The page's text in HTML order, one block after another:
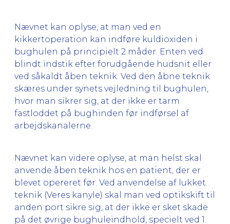
Nævnet kan oplyse, at man ved en
kikkertoperation kan indføre kuldioxiden i
bughulen på principielt 2 måder. Enten ved
blindt indstik efter forudgående hudsnit eller
ved såkaldt åben teknik. Ved den åbne teknik
skæres under synets vejledning til bughulen,
hvor man sikrer sig, at der ikke er tarm
fastloddet på bughinden før indførsel af
arbejdskanalerne.
Nævnet kan videre oplyse, at man helst skal
anvende åben teknik hos en patient, der er
blevet opereret før. Ved anvendelse af lukket
teknik (Veres kanyle) skal man ved optikskift til
anden port sikre sig, at der ikke er sket skade
på det øvrige bughuleindhold, specielt ved 1.